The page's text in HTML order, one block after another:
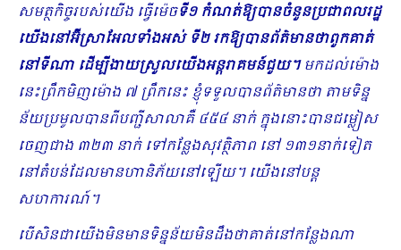
សមត្ថកិច្ចរបស់យើង ​ធ្វើម៉េចទី១ កំណត់ឱ្យបានចំនួនប្រជាពលរដ្ឋ
យើងនៅអ៊ីស្រាអែលទាំងអស់ ទី២ រកឱ្យបានព័ត៌មានថាពួកគាត់
នៅទីណា ដើម្បីងាយស្រួលយើងអន្តរាគមន៍ជួយ។មកដល់ម៉ោង
នេះព្រឹកមិញម៉ោង ៧ ព្រឹកនេះ ខ្ញុំទទួលបានព័ត៌មានថា តាមទិន្ន​
ន័យប្រមូលបានពីបញ្ជីសាលាគឺ ៤៥៤ នាក់ ក្នុងនោះបានជម្លៀស
ចេញជាង ៣២៣ នាក់ ទៅកន្លែងសុវត្ថិភាព នៅ ១៣១នាក់ទៀត
នៅតំបន់ដែលមានហានិភ័យនៅឡើយ។ យើងនៅបន្ត
សហការណ៍។
បើសិនជាយើងមិនមានទិន្នន័យមិនដឹងថាគាត់នៅកន្លែងណា